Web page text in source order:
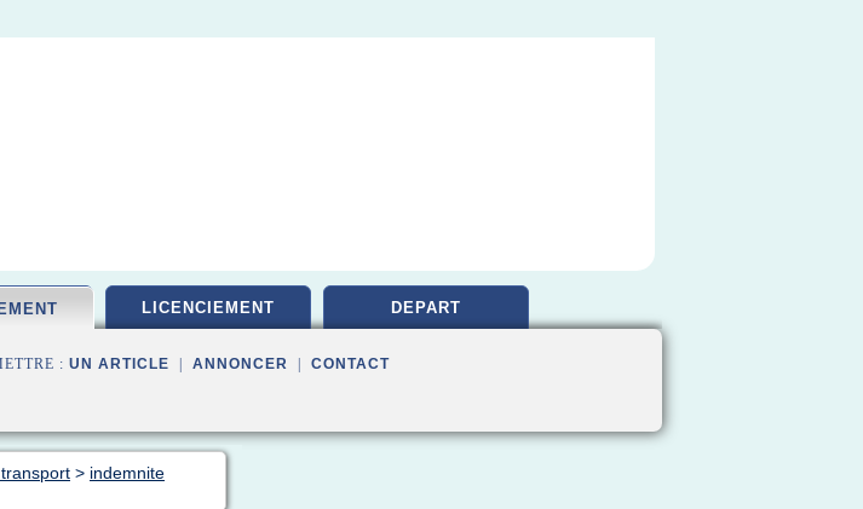
LICENCIEMENT DEPART
: UN ARTICLE ANNONCER CONTACT
> indemnite